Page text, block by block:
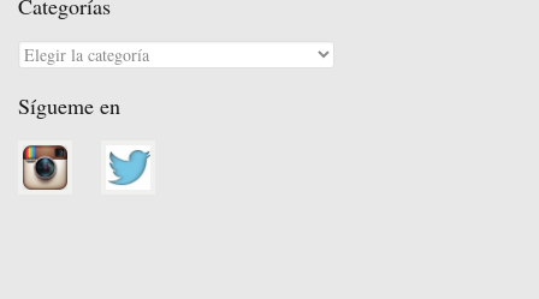
Categorías
Categorías
Sígueme en